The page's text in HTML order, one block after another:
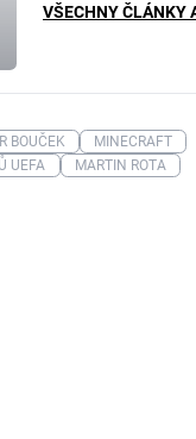
VŠECHNY ČLÁNKY
BOUČEK
MINECRAFT
UEFA MARTIN ROTA